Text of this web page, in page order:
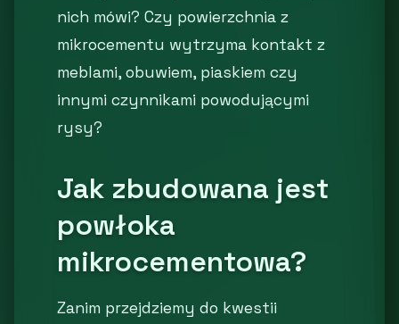
nich mówi? Czy powierzchnia z
mikrocementu wytrzyma kontakt z
meblami, obuwiem, piaskiem czy
innymi czynnikami powodującymi
rysy?
Jak zbudowana jest
powłoka
mikrocementowa?
Zanim przejdziemy do kwestii